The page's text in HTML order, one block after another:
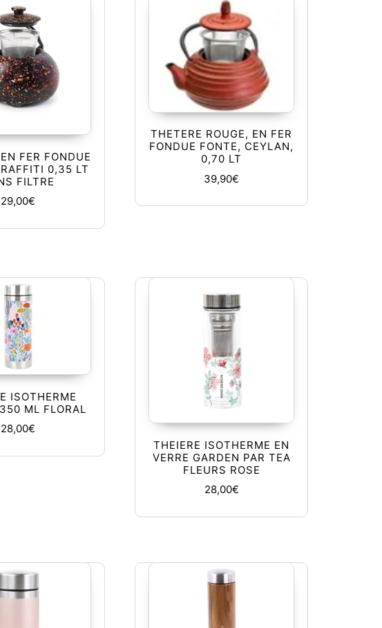
FER FONDUE
0,35 LT
FILTRE
29,00€
THETERE ROUGE, EN FER
FONDUE FONTE, CEYLAN,
0,70 LT
39,90€
ISOTHERME
ML FLORAL
28,00€
THEIERE ISOTHERME EN
VERRE GARDEN PAR TEA
FLEURS ROSE
28,00€